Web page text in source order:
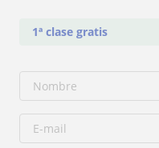
1ª clase gratis